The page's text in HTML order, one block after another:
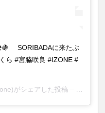
⠀ SORIBADAに来たぶ
ら #宮脇咲良 #IZONE #
がシェアした投稿 – 2020年